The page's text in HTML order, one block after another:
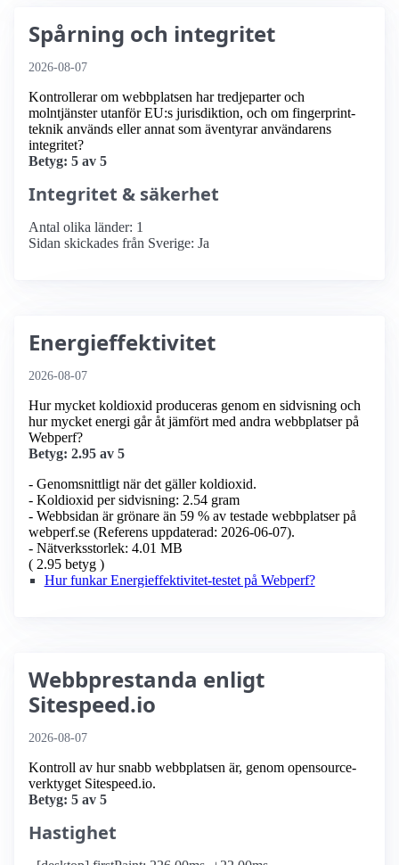
Spårning och integritet
2026-08-07
Kontrollerar om webbplatsen har tredjeparter och
molntjänster utanför EU:s jurisdiktion, och om fingerprint-
teknik används eller annat som äventyrar användarens
integritet?
Betyg: 5 av 5
Integritet & säkerhet
Antal olika länder: 1
Sidan skickades från Sverige: Ja
Energieffektivitet
2026-08-07
Hur mycket koldioxid produceras genom en sidvisning och
hur mycket energi går åt jämfört med andra webbplatser på
Webperf?
Betyg: 2.95 av 5
- Genomsnittligt när det gäller koldioxid.
- Koldioxid per sidvisning: 2.54 gram
- Webbsidan är grönare än 59 % av testade webbplatser på
webperf.se (Referens uppdaterad: 2026-06-07).
- Nätverksstorlek: 4.01 MB
( 2.95 betyg )
Hur funkar Energieffektivitet-testet på Webperf?
Webbprestanda enligt
Sitespeed.io
2026-08-07
Kontroll av hur snabb webbplatsen är, genom opensource-
verktyget Sitespeed.io.
Betyg: 5 av 5
Hastighet